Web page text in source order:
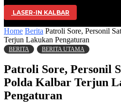
LASER-IN KALBAR
Home Berita Patroli Sore, Personil
Terjun Lakukan Pengaturan
BERITA BERITA UTAMA
Patroli Sore, Personil
Polda Kalbar Terjun
Pengaturan